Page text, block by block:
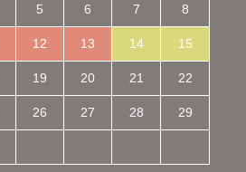
5 6 7 8
12 13 14 15
19 20 21 22
26 27 28 29